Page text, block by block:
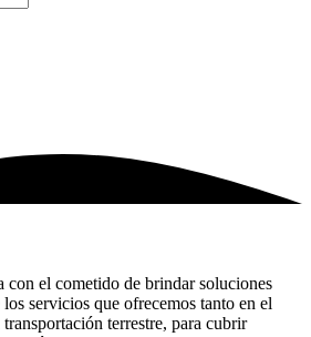
con el cometido de brindar soluciones
servicios que ofrecemos tanto en el
terrestre, para cubrir